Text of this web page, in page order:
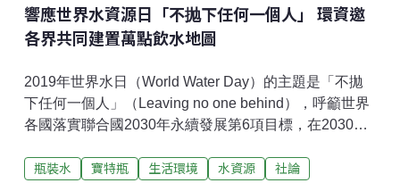
響應世界水資源日「不抛下任何一個人」 環資邀
各界共同建置萬點飲水地圖
2019年世界水日（World Water Day）的主題是「不拋
下任何一個人」（Leaving no one behind），呼籲世界
各國落實聯合國2030年永續發展第6項目標，在2030年
用水。台灣環境資訊協會自2015年至今，持續推動
瓶裝水 寶特瓶 生活環境 水資源 社論